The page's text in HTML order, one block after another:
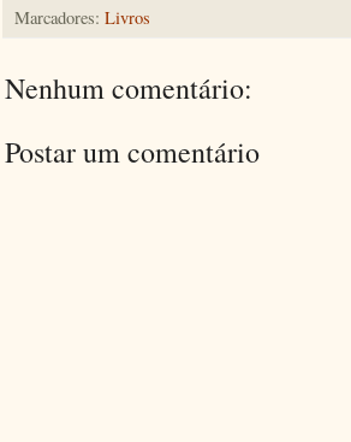
Marcadores: Livros
Nenhum comentário:
Postar um comentário